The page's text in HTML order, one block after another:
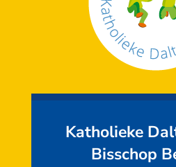
Katholieke
Bisschop